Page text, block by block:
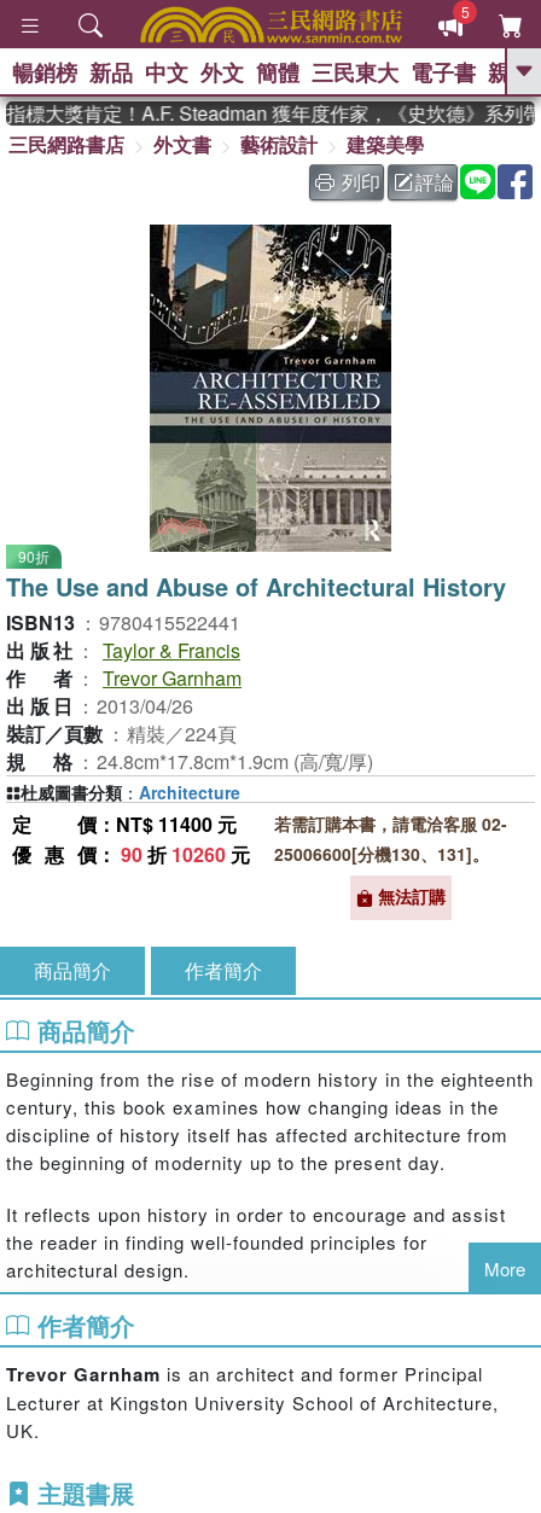
5
GO
熱搜： 東野圭吾 、 高希均教授回憶錄
The Odyssey 、 父親節 、 如果歷
史是一群喵 、 暑期推薦 、 國際布克
獎 臺灣漫遊錄 、 方念華
登輝時代 、 數學女孩：黎曼猜想
偉大的迷走神經
暢銷榜 新品 中文 外文 簡體 三民東大 電子書 親子
大獎肯定！A.F. Steadman 獲年度作家，《史坎德》系列帶
三民網路書店
外文書 藝術設計
建築美學
列印
評論
90折
The Use and Abuse of Architectural History
ISBN13 ： 9780415522441
出版社 ： Taylor & Francis
作者 ： Trevor Garnham
出版日 ： 2013/04/26
裝訂／頁數 ： 精裝／224頁
規格 ： 24.8cm*17.8cm*1.9cm (高/寬/厚)
定價 ：NT$ 11400 元
優惠價 ： 90折10260 元
若需訂購本書，請電洽客服 02-
25006600[分機130、131]。
無法訂購
杜威圖書分類 ： Architecture
商品簡介 作者簡介
商品簡介
Beginning from the rise of modern history in the eighteenth
century, this book examines how changing ideas in the
discipline of history itself has affected architecture from
the beginning of modernity up to the present day.
It reflects upon history in order to encourage and assist
the reader in finding well-founded principles for
architectural design.
This is not simply another history of architecture, nor a
‘history of histories’. Setting buildings in their
contemporaneous ideas about history, it spans from
Fischer von Erlach to Venturi and Rossi, and beyond to
architects working in the fallout from both the Modern
modernism – such as Rafael Moneo and Peter Zumthor. It
More
作者簡介
Trevor Garnham is an architect and former Principal
Lecturer at Kingston University School of Architecture,
UK.
主題書展